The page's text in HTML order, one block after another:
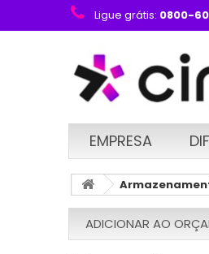
Ligue grátis: 0800-
EMPRESA
ADICIONAR AO